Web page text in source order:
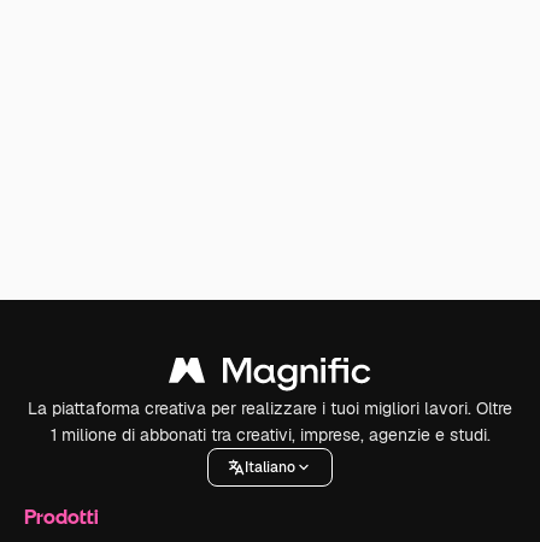
La piattaforma creativa per realizzare i tuoi migliori lavori. Oltre
1 milione di abbonati tra creativi, imprese, agenzie e studi.
Italiano
Prodotti